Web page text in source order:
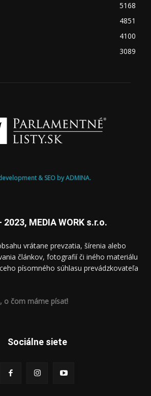
5168
4851
4100
3089
& SEO by ADMINA.
MEDIA WORK s.r.o.
vrátane prevzatia, šírenia alebo
článkov, fotografií či iného materiálu
písomného súhlasu prevádzkovateľa
o čom máme písať!
Sociálne siete